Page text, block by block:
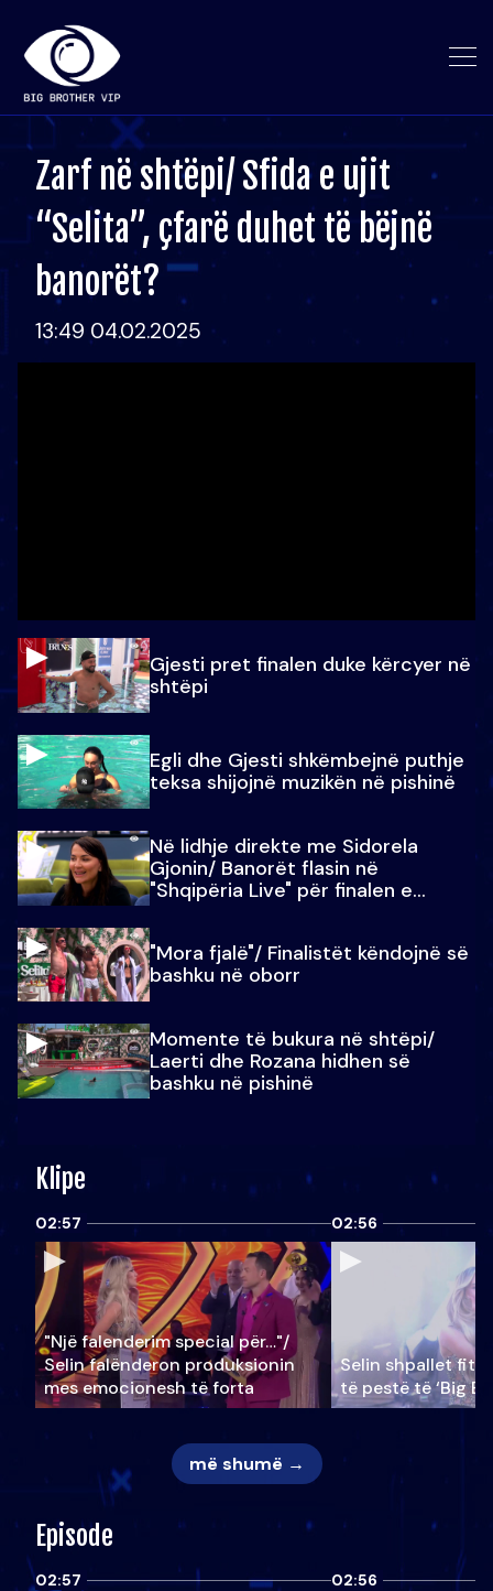
Zarf në shtëpi/ Sfida e ujit
“Selita”, çfarë duhet të bëjnë
banorët?
13:49 04.02.2025
Gjesti pret finalen duke kërcyer në
shtëpi
Egli dhe Gjesti shkëmbejnë puthje
teksa shijojnë muzikën në pishinë
Në lidhje direkte me Sidorela
Gjonin/ Banorët flasin në
"Shqipëria Live" për finalen e
"Mora fjalë"/ Finalistët këndojnë së
bashku në oborr
Momente të bukura në shtëpi/
Laerti dhe Rozana hidhen së
bashku në pishinë
Klipe
02:57
"Një falenderim special për…"/
Selin falënderon produksionin
mes emocionesh të forta
02:56
Selin shpallet
të pestë të ‘Big
më shumë →
Episode
02:57 02:56